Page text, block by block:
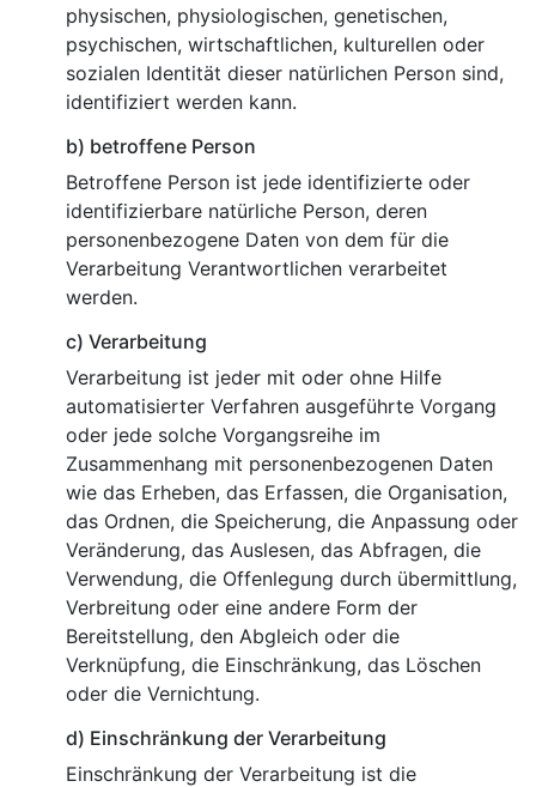
physischen, physiologischen, genetischen,
psychischen, wirtschaftlichen, kulturellen oder
sozialen Identität dieser natürlichen Person sind,
identifiziert werden kann.
b) betroffene Person
Betroffene Person ist jede identifizierte oder
identifizierbare natürliche Person, deren
personenbezogene Daten von dem für die
Verarbeitung Verantwortlichen verarbeitet
werden.
c) Verarbeitung
Verarbeitung ist jeder mit oder ohne Hilfe
automatisierter Verfahren ausgeführte Vorgang
oder jede solche Vorgangsreihe im
Zusammenhang mit personenbezogenen Daten
wie das Erheben, das Erfassen, die Organisation,
das Ordnen, die Speicherung, die Anpassung oder
Veränderung, das Auslesen, das Abfragen, die
Verwendung, die Offenlegung durch übermittlung,
Verbreitung oder eine andere Form der
Bereitstellung, den Abgleich oder die
Verknüpfung, die Einschränkung, das Löschen
oder die Vernichtung.
d) Einschränkung der Verarbeitung
Einschränkung der Verarbeitung ist die